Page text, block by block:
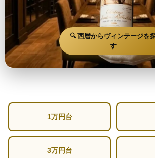
🔍 西暦からヴィンテージを
す
1万円台
3万円台